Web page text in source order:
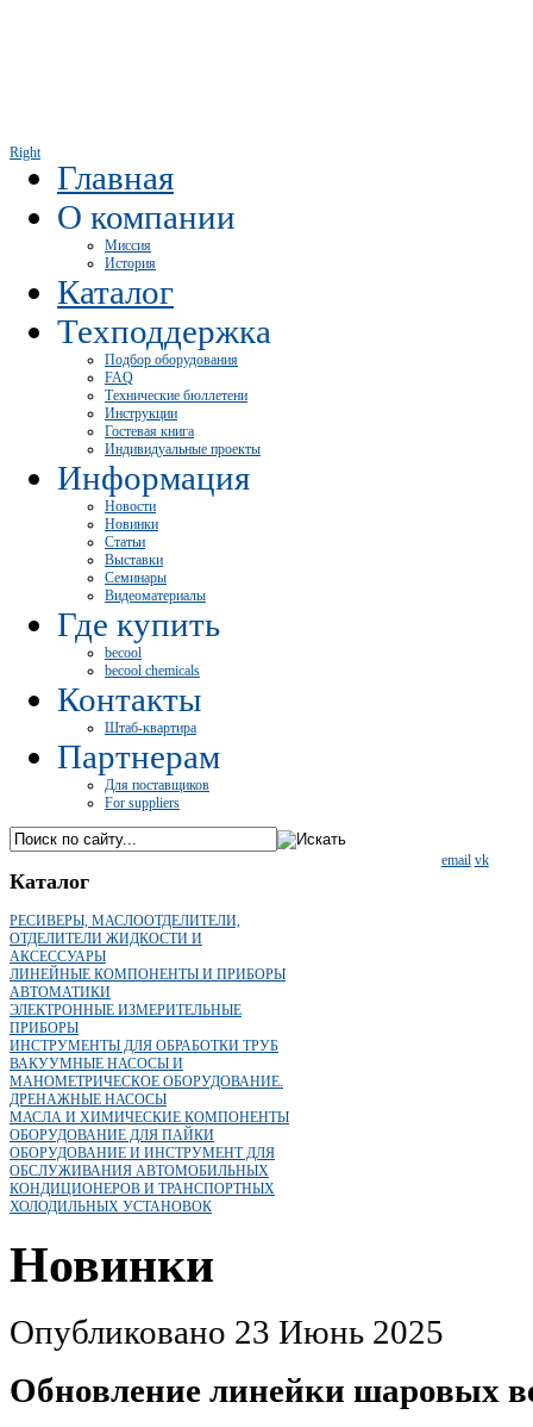
Right
Главная
О компании
Миссия
История
Каталог
Техподдержка
Подбор оборудования
FAQ
Технические бюллетени
Инструкции
Гостевая книга
Индивидуальные проекты
Информация
Новости
Новинки
Статьи
Выставки
Семинары
Видеоматериалы
Где купить
becool
becool chemicals
Контакты
Штаб-квартира
Партнерам
Для поставщиков
For suppliers
email vk
Каталог
РЕСИВЕРЫ, МАСЛООТДЕЛИТЕЛИ,
ОТДЕЛИТЕЛИ ЖИДКОСТИ И
АКСЕССУАРЫ
ЛИНЕЙНЫЕ КОМПОНЕНТЫ И ПРИБОРЫ
АВТОМАТИКИ
ЭЛЕКТРОННЫЕ ИЗМЕРИТЕЛЬНЫЕ
ПРИБОРЫ
ИНСТРУМЕНТЫ ДЛЯ ОБРАБОТКИ ТРУБ
ВАКУУМНЫЕ НАСОСЫ И
МАНОМЕТРИЧЕСКОЕ ОБОРУДОВАНИЕ.
ДРЕНАЖНЫЕ НАСОСЫ
МАСЛА И ХИМИЧЕСКИЕ КОМПОНЕНТЫ
ОБОРУДОВАНИЕ ДЛЯ ПАЙКИ
ОБОРУДОВАНИЕ И ИНСТРУМЕНТ ДЛЯ
ОБСЛУЖИВАНИЯ АВТОМОБИЛЬНЫХ
КОНДИЦИОНЕРОВ И ТРАНСПОРТНЫХ
ХОЛОДИЛЬНЫХ УСТАНОВОК
Новинки
Опубликовано 23 Июнь 2025
Обновление линейки шаровых